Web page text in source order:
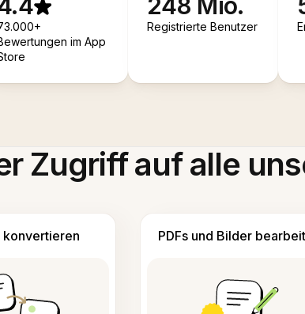
im App
Registrierte Benutzer
Zugriff auf alle
konvertieren PDFs und Bilder